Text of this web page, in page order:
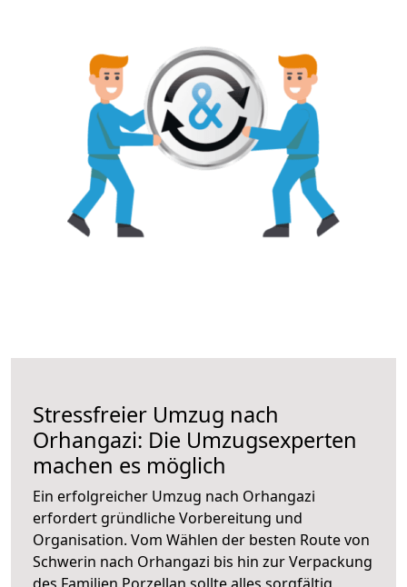
Stressfreier Umzug nach
Orhangazi: Die Umzugsexperten
machen es möglich
Ein erfolgreicher Umzug nach Orhangazi
erfordert gründliche Vorbereitung und
Organisation. Vom Wählen der besten Route von
Schwerin nach Orhangazi bis hin zur Verpackung